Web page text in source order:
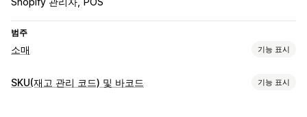
범주
소매 기능 표시
POS
SKU(재고 관리 코드) 및 바코드 기능 표시